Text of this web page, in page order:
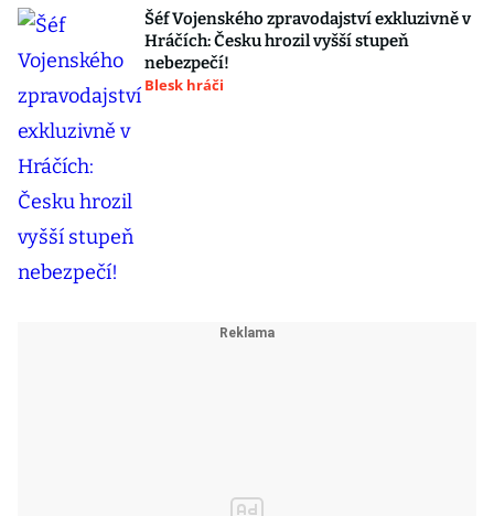
Šéf Vojenského zpravodajství exkluzivně v
Hráčích: Česku hrozil vyšší stupeň
nebezpečí!
Blesk hráči